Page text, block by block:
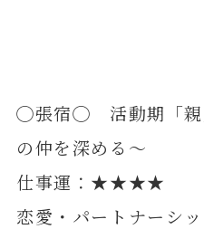
◯張宿◯ 活動期「親
の仲を深める～
仕事運：★★★★
恋愛・パートナー